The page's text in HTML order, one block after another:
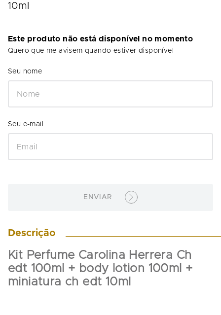
10ml
Este produto não está disponível no momento
Quero que me avisem quando estiver disponível
ENVIAR
Descrição
Kit Perfume Carolina Herrera Ch
edt 100ml + body lotion 100ml +
miniatura ch edt 10ml